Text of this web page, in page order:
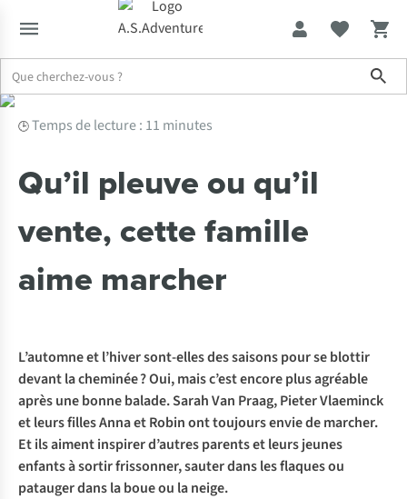
Expertise & Conseils Qu’il pleuve ou qu’il vente, cette famille
🕒Temps de lecture : 11 minutes
Qu’il pleuve ou qu’il
vente, cette famille
aime marcher
L’automne et l’hiver sont-elles des saisons pour se blottir
devant la cheminée ? Oui, mais c’est encore plus agréable
après une bonne balade. Sarah Van Praag, Pieter Vlaeminck
et leurs filles Anna et Robin ont toujours envie de marcher.
Et ils aiment inspirer d’autres parents et leurs jeunes
enfants à sortir frissonner, sauter dans les flaques ou
patauger dans la boue ou la neige.